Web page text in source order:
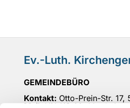
Ev.-Luth.
GEMEINDEBÜRO
Kontakt: Otto-Prein-Str.
Mail: UN-KG-